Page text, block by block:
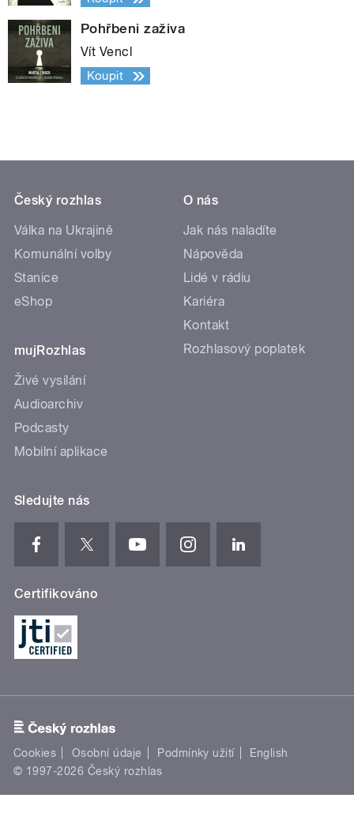
Pohřbeni zaživa
Vít Vencl
Koupit
Český rozhlas
Válka na Ukrajině
Komunální volby
Stanice
eShop
mujRozhlas
Živé vysílání
Audioarchiv
Podcasty
Mobilní aplikace
O nás
Jak nás naladíte
Nápověda
Lidé v rádiu
Kariéra
Kontakt
Rozhlasový poplatek
Sledujte nás
Certifikováno
Cookies Osobní údaje Podmínky užití
English
© 1997-2026 Český rozhlas